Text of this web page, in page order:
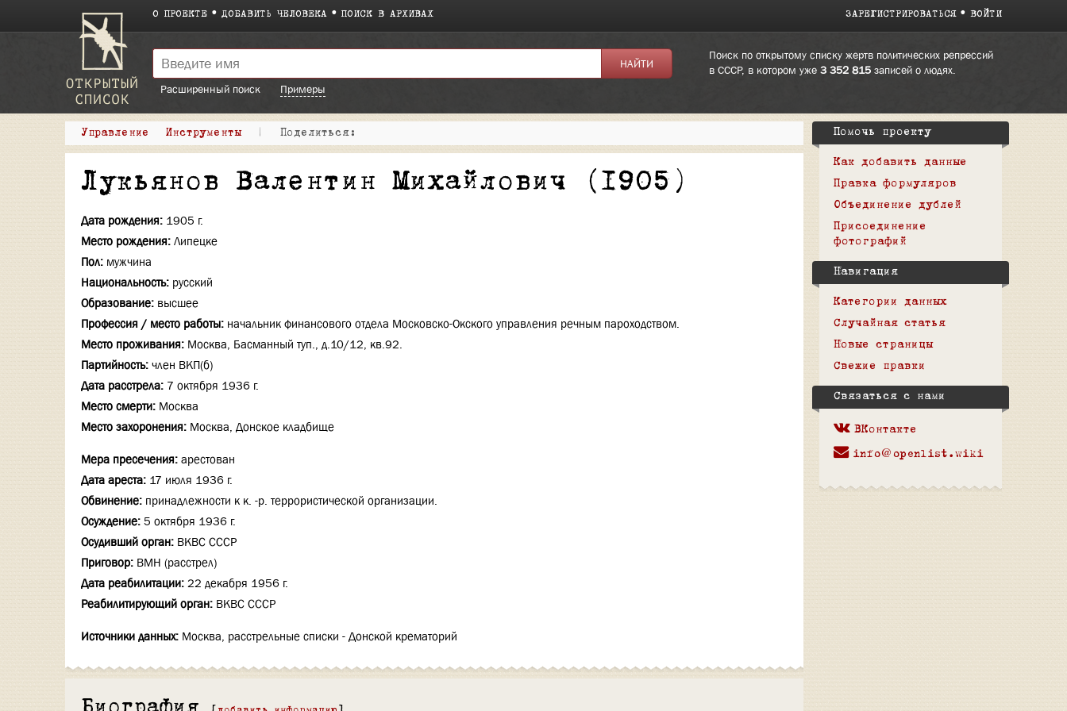
О ПРОЕКТЕ ДОБАВИТЬ ЧЕЛОВЕКА ПОИСК В АРХИВАХ ЗАРЕГИСТРИРОВАТЬСЯ ВОЙТИ
Поиск по открытому списку жертв политических репрессий
в СССР, в котором уже 3 352 815записей о людях.
Расширенный поиск
Примеры
Управление Инструменты | Поделиться:
Лукьянов Валентин Михайлович (1905)
Дата рождения: 1905 г.
Место рождения: Липецке
Пол: мужчина
Национальность: русский
Образование: высшее
Профессия / место работы: начальник финансового отдела Московско-Окского управления речным пароходством.
Место проживания: Москва, Басманный туп., д.10/12, кв.92.
Партийность: член ВКП(б)
Дата расстрела: 7 октября 1936 г.
Место смерти: Москва
Место захоронения: Москва, Донское кладбище
Мера пресечения: арестован
Дата ареста: 17 июля 1936 г.
Обвинение: принадлежности к к. -р. террористической организации.
Осуждение: 5 октября 1936 г.
Осудивший орган: ВКВС СССР
Приговор: ВМН (расстрел)
Дата реабилитации: 22 декабря 1956 г.
Реабилитирующий орган: ВКВС СССР
Источники данных: Москва, расстрельные списки - Донской крематорий
Помочь проекту
Как добавить данные
Правка формуляров
Объединение дублей
Присоединение
фотографий
Навигация
Категории данных
Случайная статья
Новые страницы
Свежие правки
Связаться с нами
ВКонтакте
info@openlist.wiki